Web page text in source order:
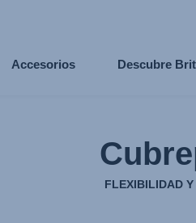
Accesorios Descubre
FLEXIBILIDAD